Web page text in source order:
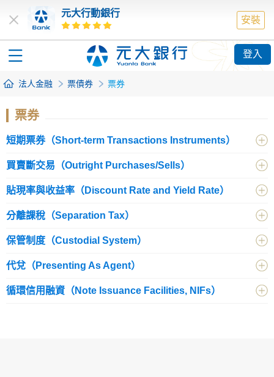
元大行動銀行
安裝
登入
法人金融 票債券 票券
票券
短期票券（Short-term Transactions Instruments）
買賣斷交易（Outright Purchases/Sells）
貼現率與收益率（Discount Rate and Yield Rate）
分離課稅（Separation Tax）
保管制度（Custodial System）
代兌（Presenting As Agent）
循環信用融資（Note Issuance Facilities, NIFs）